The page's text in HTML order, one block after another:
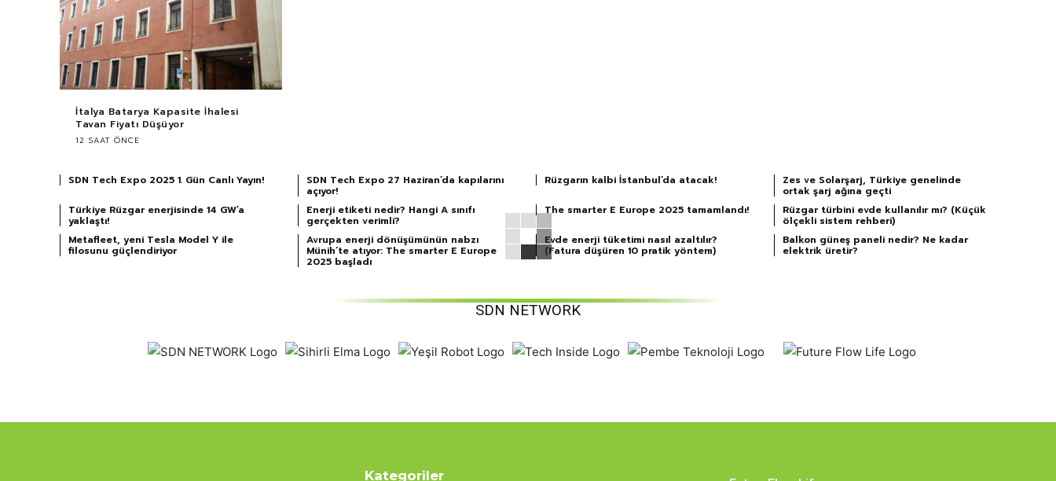
İtalya Batarya Kapasite İhalesi
Tavan Fiyatı Düşüyor
12 SAAT ÖNCE
SDN Tech Expo 2025 1. Gün Canlı Yayın! SDN Tech Expo 27 Haziran’da kapılarını
açıyor!
Rüzgarın kalbi İstanbul’da atacak! Zes ve Solarşarj, Türkiye genelinde
ortak şarj ağına geçti
Türkiye Rüzgar enerjisinde 14 GW’a
yaklaştı!
Enerji etiketi nedir? Hangi A sınıfı
gerçekten verimli?
The smarter E Europe 2025 tamamlandı! Rüzgar türbini evde kullanılır mı? (Küçük
ölçekli sistem rehberi)
Metafleet, yeni Tesla Model Y ile
filosunu güçlendiriyor
Avrupa enerji dönüşümünün nabzı
Münih’te atıyor: The smarter E Europe
2025 başladı
Evde enerji tüketimi nasıl azaltılır?
(Fatura düşüren 10 pratik yöntem)
Balkon güneş paneli nedir? Ne kadar
elektrik üretir?
SDN NETWORK
Kategoriler